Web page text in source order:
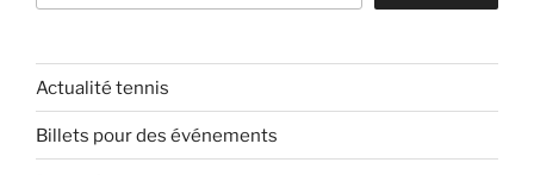
Actualité tennis
Billets pour des événements